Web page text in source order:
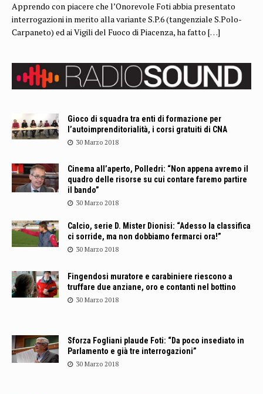
Apprendo con piacere che l’Onorevole Foti abbia presentato
interrogazioni in merito alla variante S.P.6 (tangenziale S.Polo-
Carpaneto) ed ai Vigili del Fuoco di Piacenza, ha fatto […]
Gioco di squadra tra enti di formazione per
l’autoimprenditorialità, i corsi gratuiti di CNA
30 Marzo 2018
Cinema all’aperto, Polledri: “Non appena avremo il
quadro delle risorse su cui contare faremo partire
il bando”
30 Marzo 2018
Calcio, serie D. Mister Dionisi: “Adesso la classifica
ci sorride, ma non dobbiamo fermarci ora!”
30 Marzo 2018
Fingendosi muratore e carabiniere riescono a
truffare due anziane, oro e contanti nel bottino
30 Marzo 2018
Sforza Fogliani plaude Foti: “Da poco insediato in
Parlamento e già tre interrogazioni”
30 Marzo 2018